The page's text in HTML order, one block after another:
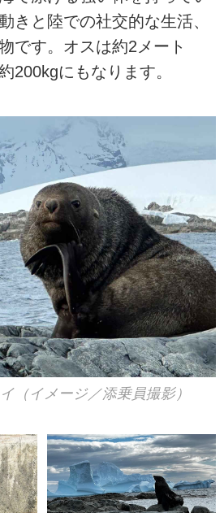
きと陸での社交的な生活、
です。オスは約2メート
200kgにもなります。
（イメージ／添乗員撮影）